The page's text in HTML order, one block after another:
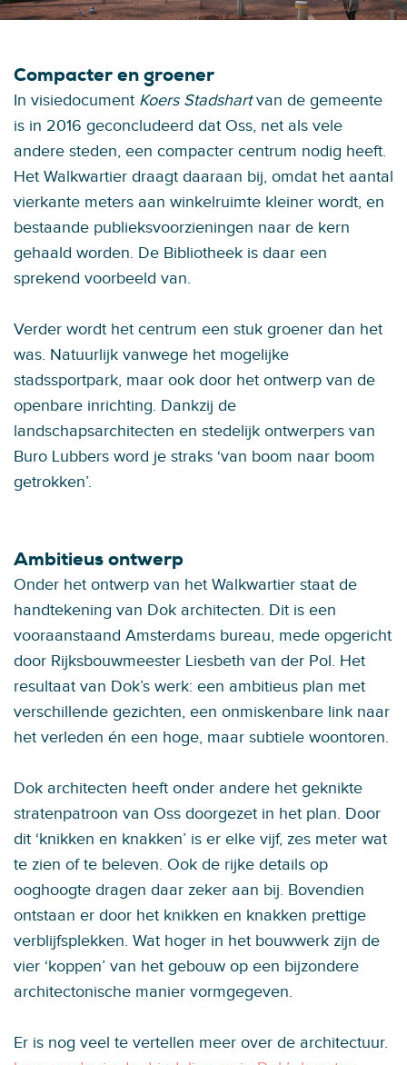
Compacter en groener
In visiedocument Koers Stadshartvan de gemeente
is in 2016 geconcludeerd dat Oss, net als vele
andere steden, een compacter centrum nodig heeft.
Het Walkwartier draagt daaraan bij, omdat het aantal
vierkante meters aan winkelruimte kleiner wordt, en
bestaande publieksvoorzieningen naar de kern
gehaald worden. De Bibliotheek is daar een
sprekend voorbeeld van.
Verder wordt het centrum een stuk groener dan het
was. Natuurlijk vanwege het mogelijke
stadssportpark, maar ook door het ontwerp van de
openbare inrichting. Dankzij de
landschapsarchitecten en stedelijk ontwerpers van
Buro Lubbers word je straks ‘van boom naar boom
getrokken’.
Ambitieus ontwerp
Onder het ontwerp van het Walkwartier staat de
handtekening van Dok architecten. Dit is een
vooraanstaand Amsterdams bureau, mede opgericht
door Rijksbouwmeester Liesbeth van der Pol. Het
resultaat van Dok’s werk: een ambitieus plan met
verschillende gezichten, een onmiskenbare link naar
het verleden én een hoge, maar subtiele woontoren.
Dok architecten heeft onder andere het geknikte
stratenpatroon van Oss doorgezet in het plan. Door
dit ‘knikken en knakken’ is er elke vijf, zes meter wat
te zien of te beleven. Ook de rijke details op
ooghoogte dragen daar zeker aan bij. Bovendien
ontstaan er door het knikken en knakken prettige
verblijfsplekken. Wat hoger in het bouwwerk zijn de
vier ‘koppen’ van het gebouw op een bijzondere
architectonische manier vormgegeven.
Er is nog veel te vertellen meer over de architectuur.